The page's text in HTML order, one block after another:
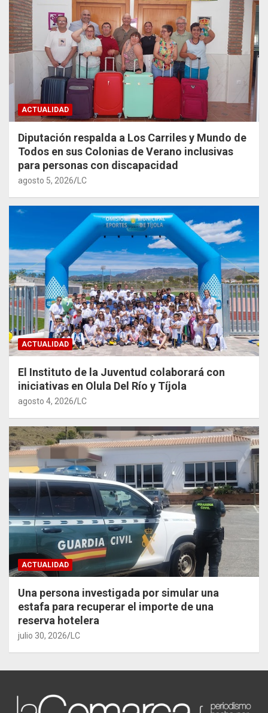
ACTUALIDAD
Diputación respalda a Los Carriles y Mundo de
Todos en sus Colonias de Verano inclusivas
para personas con discapacidad
agosto 5, 2026 LC
ACTUALIDAD
El Instituto de la Juventud colaborará con
iniciativas en Olula Del Río y Tíjola
agosto 4, 2026 LC
ACTUALIDAD
Una persona investigada por simular una
estafa para recuperar el importe de una
reserva hotelera
julio 30, 2026 LC